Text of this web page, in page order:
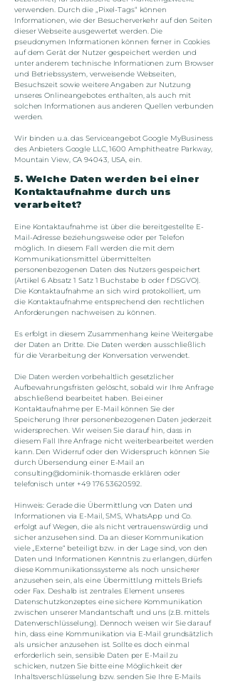
verwenden. Durch die „Pixel-Tags“ können
Informationen, wie der Besucherverkehr auf den Seiten
dieser Webseite ausgewertet werden. Die
pseudonymen Informationen können ferner in Cookies
auf dem Gerät der Nutzer gespeichert werden und
unter anderem technische Informationen zum Browser
und Betriebssystem, verweisende Webseiten,
Besuchszeit sowie weitere Angaben zur Nutzung
unseres Onlineangebotes enthalten, als auch mit
solchen Informationen aus anderen Quellen verbunden
werden.
Wir binden u.a. das Serviceangebot Google MyBusiness
des Anbieters Google LLC, 1600 Amphitheatre Parkway,
Mountain View, CA 94043, USA, ein.
5. Welche Daten werden bei einer
Kontaktaufnahme durch uns
verarbeitet?
Eine Kontaktaufnahme ist über die bereitgestellte E-
Mail-Adresse beziehungsweise oder per Telefon
möglich. In diesem Fall werden die mit dem
Kommunikationsmittel übermittelten
personenbezogenen Daten des Nutzers gespeichert
(Artikel 6 Absatz 1 Satz 1 Buchstabe b oder f DSGVO).
Die Kontaktaufnahme an sich wird protokolliert, um
die Kontaktaufnahme entsprechend den rechtlichen
Anforderungen nachweisen zu können.
Es erfolgt in diesem Zusammenhang keine Weitergabe
der Daten an Dritte. Die Daten werden ausschließlich
für die Verarbeitung der Konversation verwendet.
Die Daten werden vorbehaltlich gesetzlicher
Aufbewahrungsfristen gelöscht, sobald wir Ihre Anfrage
abschließend bearbeitet haben. Bei einer
Kontaktaufnahme per E-Mail können Sie der
Speicherung Ihrer personenbezogenen Daten jederzeit
widersprechen. Wir weisen Sie darauf hin, dass in
diesem Fall Ihre Anfrage nicht weiterbearbeitet werden
kann. Den Widerruf oder den Widerspruch können Sie
durch Übersendung einer E-Mail an
consulting@dominik-thomas.de erklären oder
telefonisch unter+49 176 53620592.
Hinweis: Gerade die Übermittlung von Daten und
Informationen via E-Mail, SMS, WhatsApp und Co.
erfolgt auf Wegen, die als nicht vertrauenswürdig und
sicher anzusehen sind. Da an dieser Kommunikation
viele „Externe“ beteiligt bzw. in der Lage sind, von den
Daten und Informationen Kenntnis zu erlangen, dürfen
diese Kommunikationssysteme als noch unsicherer
anzusehen sein, als eine Übermittlung mittels Briefs
oder Fax. Deshalb ist zentrales Element unseres
Datenschutzkonzeptes eine sichere Kommunikation
zwischen unserer Mandantschaft und uns (z.B. mittels
Datenverschlüsselung). Dennoch weisen wir Sie darauf
hin, dass eine Kommunikation via E-Mail grundsätzlich
als unsicher anzusehen ist. Sollte es doch einmal
erforderlich sein, sensible Daten per E-Mail zu
schicken, nutzen Sie bitte eine Möglichkeit der
Inhaltsverschlüsselung bzw. senden Sie Ihre E-Mails